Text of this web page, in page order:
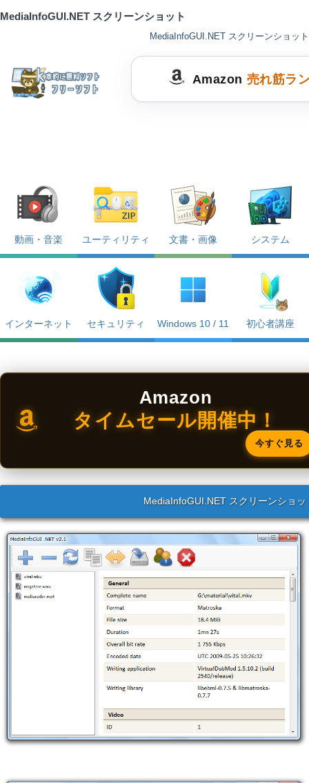
MediaInfoGUI.NET スクリーンショット
MediaInfoGUI.NET スクリーンショット
Amazon 売れ筋ラ
動画・音楽 ユーティリティ 文書・画像 システム
インターネット セキュリティ Windows 10 / 11 初心者講座
Amazon
タイムセール開催中！
今すぐ見る
MediaInfoGUI.NET スクリーンショッ